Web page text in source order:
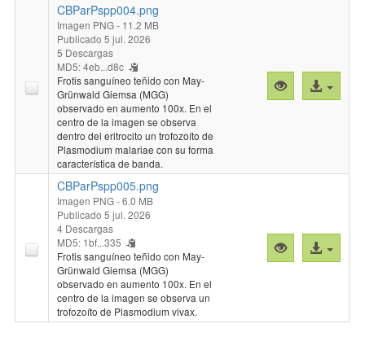
CBParPspp004.png
Imagen PNG- 11.2 MB
Publicado 5 jul. 2026
5 Descargas
MD5: 4eb...d8c
Frotis sanguíneo teñido con May-
Grünwald Giemsa (MGG)
observado en aumento 100x. En el
centro de la imagen se observa
dentro del eritrocito un trofozoíto de
Plasmodium malariae con su forma
característica de banda.
Vista
previa
Acceso
al
CBParPspp005.png
Imagen PNG- 6.0 MB
Publicado 5 jul. 2026
4 Descargas
MD5: 1bf...335
Frotis sanguíneo teñido con May-
Grünwald Giemsa (MGG)
observado en aumento 100x. En el
centro de la imagen se observa un
trofozoíto de Plasmodium vivax.
Vista
previa
Acceso
al